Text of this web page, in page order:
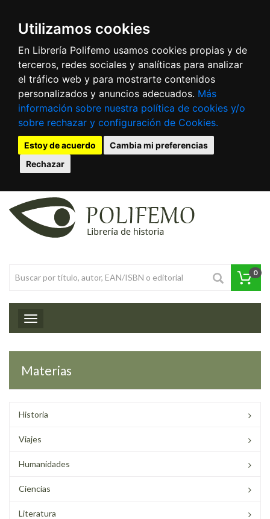
Utilizamos cookies
En Librería Polifemo usamos cookies propias y de
terceros, redes sociales y analíticas para analizar
el tráfico web y para mostrarte contenidos
personalizados y anuncios adecuados. Más
información sobre nuestra política de cookies y/o
sobre rechazar y configuración de Cookies.
Estoy de acuerdo
Cambia mi preferencias
Rechazar
0
Toggle navigation
Materias
Historia
Viajes
Humanidades
Ciencias
Literatura